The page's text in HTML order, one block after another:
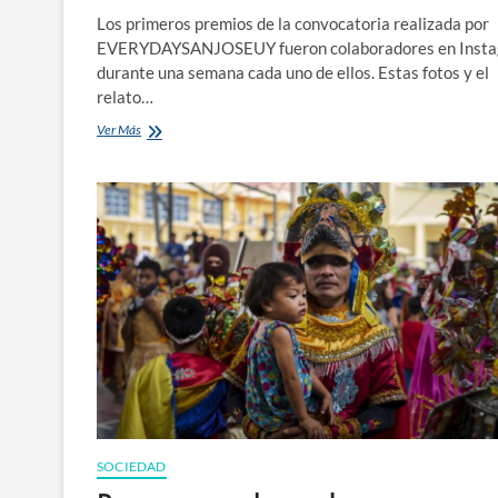
Los primeros premios de la convocatoria realizada por
EVERYDAYSANJOSEUY fueron colaboradores en
durante una semana cada uno de ellos. Estas fotos y el
relato…
Ver MásLa
Francisco
#EveryDaySanJoseUy
SOCIEDAD